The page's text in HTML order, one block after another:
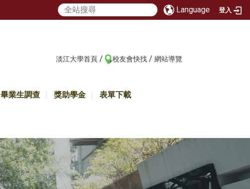
Language 登入
淡江大學首頁 / 校友會快找 / 網站導覽
畢業生調查 獎助學金 表單下載